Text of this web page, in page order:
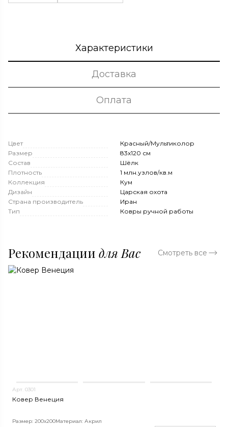
Характеристики
Доставка
Оплата
Цвет
Красный/Мультиколор
Размер
83x120 см
Состав
Шёлк
Плотность
1 млн.узлов/кв.м
Коллекция
Кум
Дизайн
Царская охота
Страна производитель
Иран
Тип
Ковры ручной работы
Рекомендации для Вас Смотреть все
Арт. 0301
Ковер Венеция
Размер: 200х200Материал: Акрил